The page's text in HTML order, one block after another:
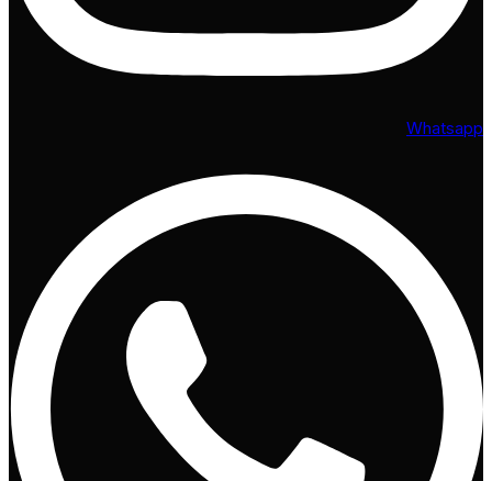
Whatsapp